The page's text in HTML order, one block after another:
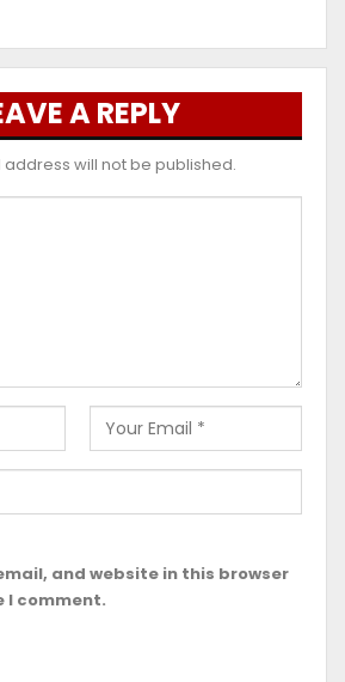
A REPLY
address will not be published.
and website in this browser
I comment.